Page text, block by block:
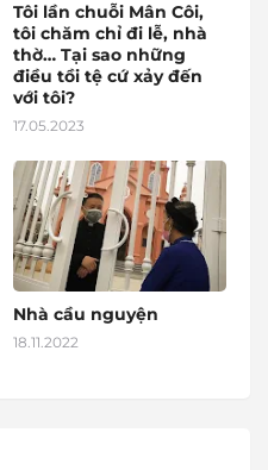
Tôi lần chuỗi Mân Côi,
tôi chăm chỉ đi lễ, nhà
thờ… Tại sao những
điều tồi tệ cứ xảy đến
với tôi?
17.05.2023
Nhà cầu nguyện
18.11.2022